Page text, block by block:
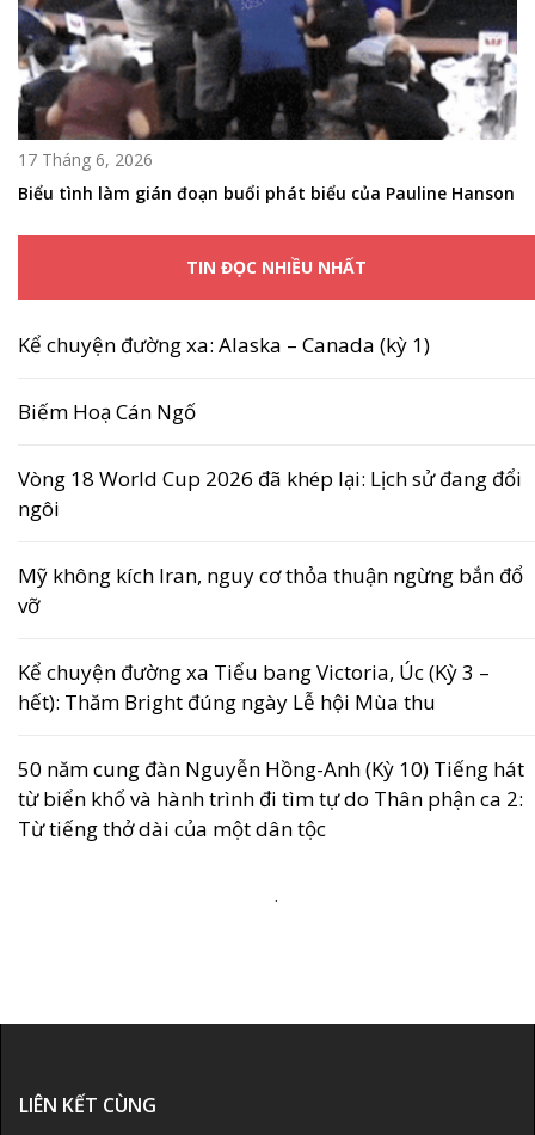
17 Tháng 6, 2026
Biểu tình làm gián đoạn buổi phát biểu của Pauline Hanson
TIN ĐỌC NHIỀU NHẤT
Kể chuyện đường xa: Alaska – Canada (kỳ 1)
Biếm Hoạ Cán Ngố
Vòng 18 World Cup 2026 đã khép lại: Lịch sử đang đổi
ngôi
Mỹ không kích Iran, nguy cơ thỏa thuận ngừng bắn đổ
vỡ
Kể chuyện đường xa Tiểu bang Victoria, Úc (Kỳ 3 –
hết): Thăm Bright đúng ngày Lễ hội Mùa thu
50 năm cung đàn Nguyễn Hồng-Anh (Kỳ 10) Tiếng hát
từ biển khổ và hành trình đi tìm tự do Thân phận ca 2:
Từ tiếng thở dài của một dân tộc
.
LIÊN KẾT CÙNG